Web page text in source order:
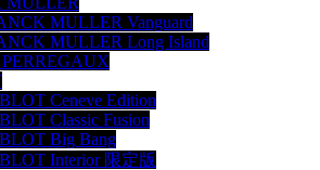
MULLER Vanguard
MULLER Long Island
Ceneve Edition
Classic Fusion
Big Bang
Interior 限定版